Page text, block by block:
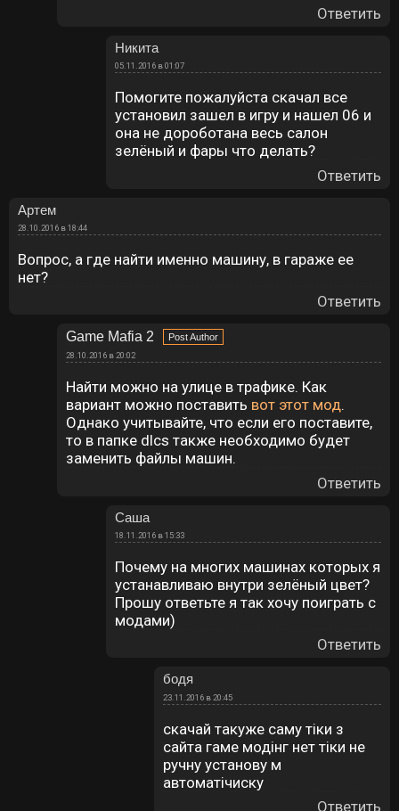
Ответить
Никита
05.11.2016 в 01:07
Помогите пожалуйста скачал все
установил зашел в игру и нашел 06 и
она не дороботана весь салон
зелёный и фары что делать?
Ответить
Артем
28.10.2016 в 18:44
Вопрос, а где найти именно машину, в гараже ее
нет?
Ответить
Game Mafia 2
28.10.2016 в 20:02
Найти можно на улице в трафике. Как
вариант можно поставить вот этот мод.
Однако учитывайте, что если его поставите,
то в папке dlcs также необходимо будет
заменить файлы машин.
Ответить
Саша
18.11.2016 в 15:33
Почему на многих машинах которых я
устанавливаю внутри зелёный цвет?
Прошу ответьте я так хочу поиграть с
модами)
Ответить
бодя
23.11.2016 в 20:45
скачай такуже саму тіки з
сайта гаме модінг нет тіки не
ручну установу м
автоматічиску
Ответить